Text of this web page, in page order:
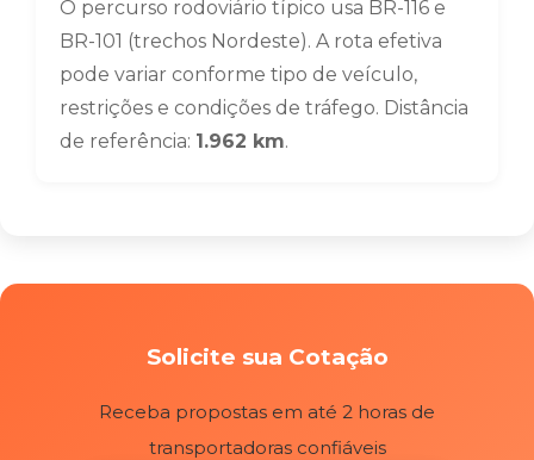
O percurso rodoviário típico usa BR-116 e
BR-101 (trechos Nordeste). A rota efetiva
pode variar conforme tipo de veículo,
restrições e condições de tráfego. Distância
de referência: 1.962 km.
Solicite sua Cotação
Receba propostas em até 2 horas de
transportadoras confiáveis